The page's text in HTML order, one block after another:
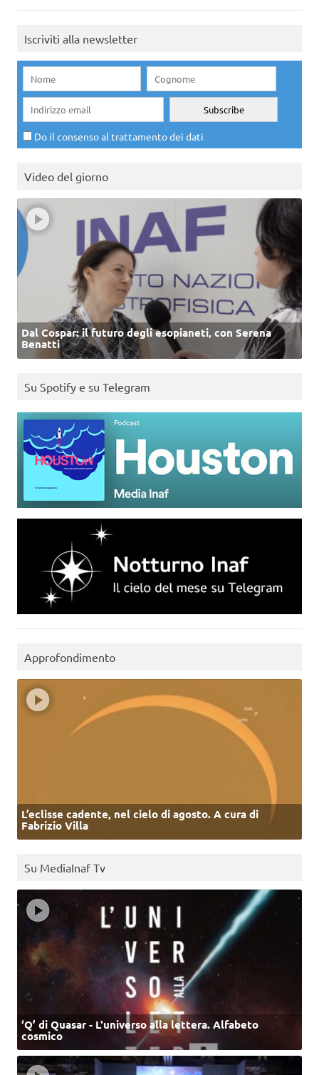
Iscriviti alla newsletter
Do il consenso al trattamento dei dati
Video del giorno
Dal Cospar: il futuro degli esopianeti, con Serena
Benatti
Su Spotify e su Telegram
Approfondimento
L’eclisse cadente, nel cielo di agosto. A cura di
Fabrizio Villa
Su MediaInaf Tv
‘Q’ di Quasar - L'universo alla lettera. Alfabeto
cosmico